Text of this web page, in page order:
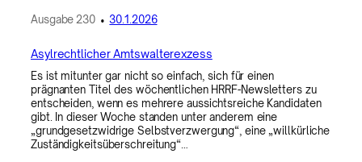
Ausgabe230•30.1.2026
Asylrechtlicher Amtswalterexzess
Es ist mitunter gar nicht so einfach, sich für einen
prägnanten Titel des wöchentlichen HRRF-Newsletters zu
entscheiden, wenn es mehrere aussichtsreiche Kandidaten
gibt. In dieser Woche standen unter anderem eine
„grundgesetzwidrige Selbstverzwergung“, eine „willkürliche
Zuständigkeitsüberschreitung“…